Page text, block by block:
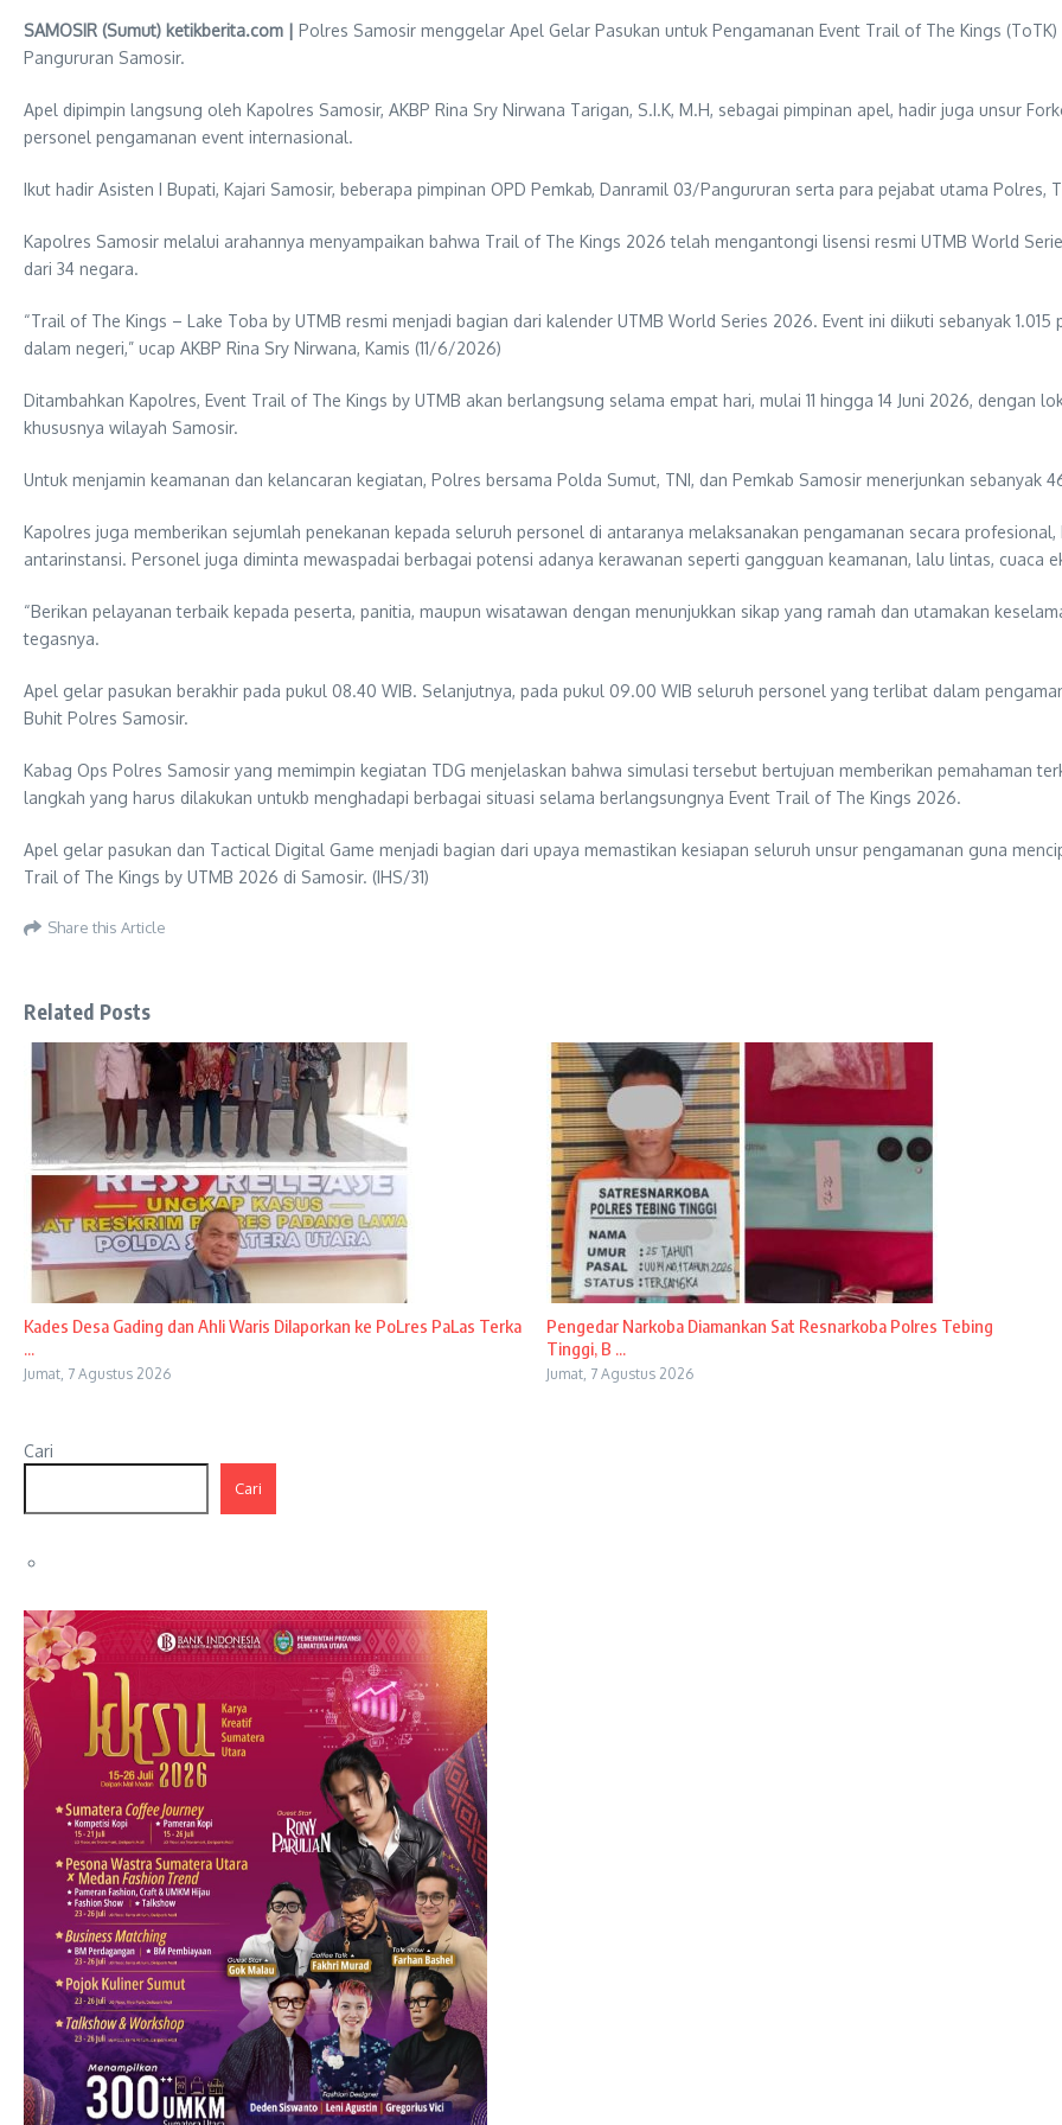
SAMOSIR (Sumut) ketikberita.com | Polres Samosir menggelar Apel Gelar Pasukan untuk Pengamanan Event Trail of The Kings
Pangururan Samosir.
Apel dipimpin langsung oleh Kapolres Samosir, AKBP Rina Sry Nirwana Tarigan, S.I.K, M.H, sebagai pimpinan apel, hadir juga unsur
personel pengamanan event internasional.
Ikut hadir Asisten I Bupati, Kajari Samosir, beberapa pimpinan OPD Pemkab, Danramil 03/Pangururan serta para pejabat utama Polres,
Kapolres Samosir melalui arahannya menyampaikan bahwa Trail of The Kings 2026 telah mengantongi lisensi resmi UTMB World
dari 34 negara.
“Trail of The Kings – Lake Toba by UTMB resmi menjadi bagian dari kalender UTMB World Series 2026. Event ini diikuti sebanyak
dalam negeri,” ucap AKBP Rina Sry Nirwana, Kamis (11/6/2026)
Ditambahkan Kapolres, Event Trail of The Kings by UTMB akan berlangsung selama empat hari, mulai 11 hingga 14 Juni 2026, dengan
khususnya wilayah Samosir.
Untuk menjamin keamanan dan kelancaran kegiatan, Polres bersama Polda Sumut, TNI, dan Pemkab Samosir menerjunkan sebanyak
Kapolres juga memberikan sejumlah penekanan kepada seluruh personel di antaranya melaksanakan pengamanan secara
antarinstansi. Personel juga diminta mewaspadai berbagai potensi adanya kerawanan seperti gangguan keamanan, lalu lintas, cuaca
“Berikan pelayanan terbaik kepada peserta, panitia, maupun wisatawan dengan menunjukkan sikap yang ramah dan utamakan
tegasnya.
Apel gelar pasukan berakhir pada pukul 08.40 WIB. Selanjutnya, pada pukul 09.00 WIB seluruh personel yang terlibat dalam
Buhit Polres Samosir.
Kabag Ops Polres Samosir yang memimpin kegiatan TDG menjelaskan bahwa simulasi tersebut bertujuan memberikan pemahaman
langkah yang harus dilakukan untukb menghadapi berbagai situasi selama berlangsungnya Event Trail of The Kings 2026.
Apel gelar pasukan dan Tactical Digital Game menjadi bagian dari upaya memastikan kesiapan seluruh unsur pengamanan guna
Trail of The Kings by UTMB 2026 di Samosir. (IHS/31)
Share this Article
Related Posts
Kades Desa Gading dan Ahli Waris Dilaporkan ke PoLres PaLas Terka
...
Jumat, 7 Agustus 2026
Pengedar Narkoba Diamankan Sat Resnarkoba Polres Tebing
Tinggi, B ...
Jumat, 7 Agustus 2026
Cari
Cari